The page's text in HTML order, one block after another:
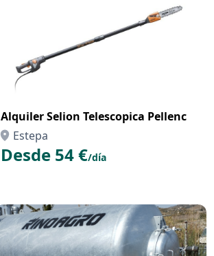
Alquiler Selion Telescopica Pellenc
Estepa
Desde 54 €/día